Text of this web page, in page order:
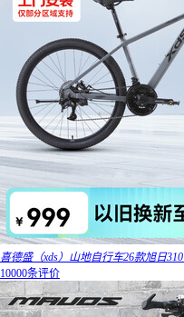
喜德盛（xds）山地自行车26款旭日
10000条评价